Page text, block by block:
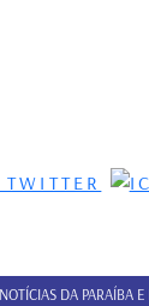
DA PARAÍBA